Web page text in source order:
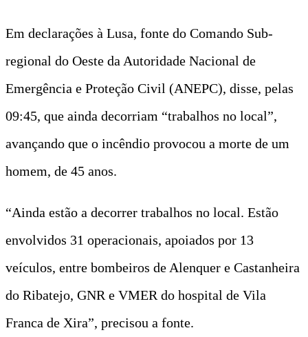
Em declarações à Lusa, fonte do Comando Sub-
regional do Oeste da Autoridade Nacional de
Emergência e Proteção Civil (ANEPC), disse, pelas
09:45, que ainda decorriam “trabalhos no local”,
avançando que o incêndio provocou a morte de um
homem, de 45 anos.
“Ainda estão a decorrer trabalhos no local. Estão
envolvidos 31 operacionais, apoiados por 13
veículos, entre bombeiros de Alenquer e Castanheira
do Ribatejo, GNR e VMER do hospital de Vila
Franca de Xira”, precisou a fonte.